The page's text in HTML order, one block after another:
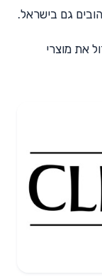
גם בישראל.
את מוצרי